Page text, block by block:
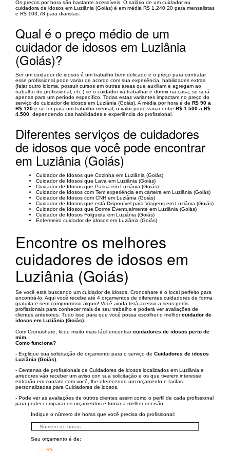
Os preços por hora são bastante acessíveis. O salário de um cuidador ou
cuidadora de idosos em Luziânia (Goiás) é em média R$ 1.240,20 para mensalistas
e R$ 103,78 para diaristas.
Qual é o preço médio de um
cuidador de idosos em Luziânia
(Goiás)?
Ser um cuidador de idosos é um trabalho bem delicado e o preço para contratar
esse profissional pode variar de acordo com sua experiência, habilidades extras
(falar outro idioma, possuir cursos em outras áreas que auxiliam e agregam ao
trabalho do profissional, etc.) se o cuidador irá trabalhar e dormir na casa, se será
apenas para um período específico. Todas estas variantes impactam no preço do
serviço do cuidador de idosos em Luziânia (Goiás). A média por hora é de R$ 90 a
R$ 120 e se for para um trabalho mensal, o valor pode variar entre R$ 1.500 a R$
4.500 , dependendo das habilidades e experiência do profissional.
Diferentes serviços de cuidadores
de idosos que você pode encontrar
em Luziânia (Goiás)
Cuidador de Idosos que Cozinha em Luziânia (Goiás)
Cuidador de Idosos que Lava em Luziânia (Goiás)
Cuidador de Idosos que Passa em Luziânia (Goiás)
Cuidador de Idosos com Tem experiência em carteira em Luziânia (Goiás)
Cuidador de Idosos com CNH em Luziânia (Goiás)
Cuidador de Idosos que está Disponível para Viagens em Luziânia (Goiás)
Cuidador de Idosos que Dorme Eventualmente em Luziânia (Goiás)
Cuidador de Idosos Folguista em Luziânia (Goiás)
Enfermeiro cuidador de idosos em Luziânia (Goiás)
Encontre os melhores
cuidadores de idosos em
Luziânia (Goiás)
Se você está buscando um cuidador de idosos, Cronoshare é o local perfeito para
encontrá-lo. Aqui você recebe até 4 orçamentos de diferentes cuidadores de forma
gratuita e sem compromisso algum! Você ainda terá acesso a seus perfis
profissionais para conhecer mais de seu trabalho e poderá ver avaliações de
clientes anteriores. Tudo isso para que você possa escolher o melhorcuidador de
idosos em Luziânia (Goiás)
Com Cronoshare, ficou muito mais fácil encontrarcuidadores de idosos perto de
mim
Como funciona?
- Explique sua solicitação de orçamento para o serviço de Cuidadores de idosos
Luziânia (Goiás)
- Centenas de profissionais de Cuidadores de idosos localizados em Luziânia e
arredores vão receber um aviso con sua solicitação e os que tiverem interesse
entrarão em contato com você, lhe oferecendo um orçamento e tarifas
personalizadas para Cuidadores de idosos.
- Pode ver as avaliações de outros clientes assim como o perfil de cada profissional
para poder comparar os orçamentos e tomar a melhor decisão.
Indique o número de horas que você precisa do profissional:
Seu orçamento é de:
– R$